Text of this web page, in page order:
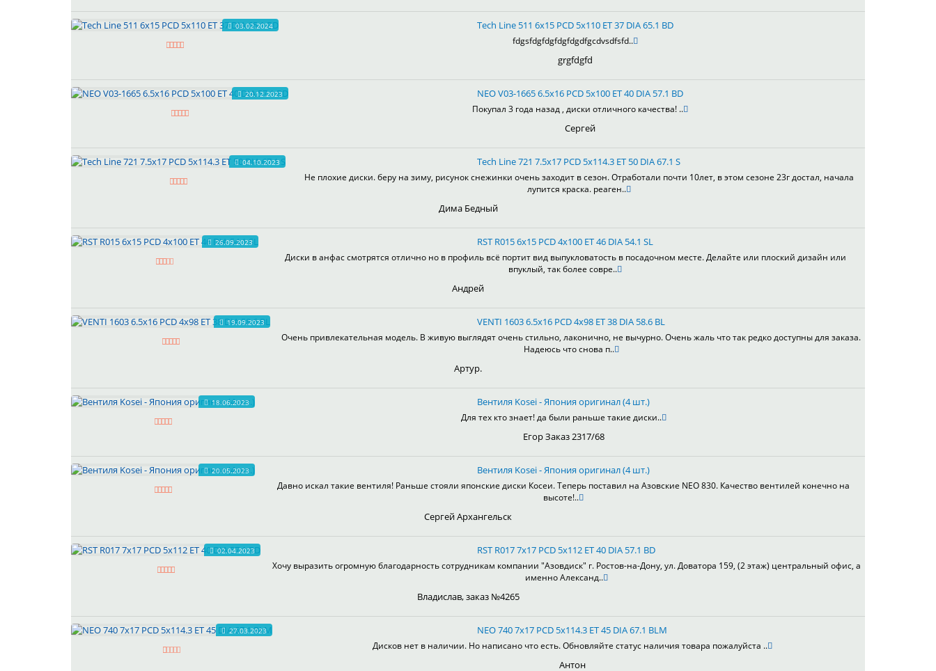
03.02.2024 Tech Line 511 6x15 PCD 5x110 ET 37 DIA 65.1 BD
fdgsfdgfdgfdgfdgdfgcdvsdfsfd..
grgfdgfd
20.12.2023 NEO V03-1665 6.5x16 PCD 5x100 ET 40 DIA 57.1 BD
Покупал 3 года назад , диски отличного качества! ..
Сергей
04.10.2023 Tech Line 721 7.5x17 PCD 5x114.3 ET 50 DIA 67.1 S
Не плохие диски. беру на зиму, рисунок снежинки очень заходит в сезон. Отработали почти 10лет, в этом сезоне 23г достал, начала
лупится краска. реаген..
Дима Бедный
26.09.2023 RST R015 6x15 PCD 4x100 ET 46 DIA 54.1 SL
Диски в анфас смотрятся отлично но в профиль всё портит вид выпукловатость в посадочном месте. Делайте или плоский дизайн или
впуклый, так более совре..
Андрей
19.09.2023 VENTI 1603 6.5x16 PCD 4x98 ET 38 DIA 58.6 BL
Очень привлекательная модель. В живую выглядят очень стильно, лаконично, не вычурно. Очень жаль что так редко доступны для заказа.
Надеюсь что снова п..
Артур.
18.06.2023 Вентиля Kosei - Япония оригинал (4 шт.)
Для тех кто знает! да были раньше такие диски..
Егор Заказ 2317/68
20.05.2023 Вентиля Kosei - Япония оригинал (4 шт.)
Давно искал такие вентиля! Раньше стояли японские диски Косеи. Теперь поставил на Азовские NEO 830. Качество вентилей конечно на
высоте!..
Сергей Архангельск
02.04.2023 RST R017 7x17 PCD 5x112 ET 40 DIA 57.1 BD
Хочу выразить огромную благодарность сотрудникам компании "Азовдиск" г. Ростов-на-Дону, ул. Доватора 159, (2 этаж) центральный офис, а
именно Александ..
Владислав, заказ №4265
27.03.2023 NEO 740 7x17 PCD 5x114.3 ET 45 DIA 67.1 BLM
Дисков нет в наличии. Но написано что есть. Обновляйте статус наличия товара пожалуйста ..
Антон